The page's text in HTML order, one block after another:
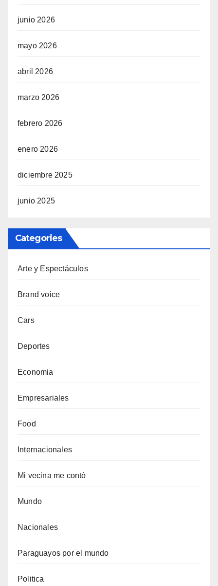
junio 2026
mayo 2026
abril 2026
marzo 2026
febrero 2026
enero 2026
diciembre 2025
junio 2025
Categories
Arte y Espectáculos
Brand voice
Cars
Deportes
Economia
Empresariales
Food
Internacionales
Mi vecina me contó
Mundo
Nacionales
Paraguayos por el mundo
Politica